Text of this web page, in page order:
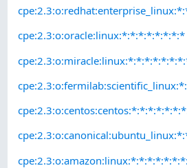
cpe:2.3:o:oracle:linux:*:*:*:*:*:*:*:*